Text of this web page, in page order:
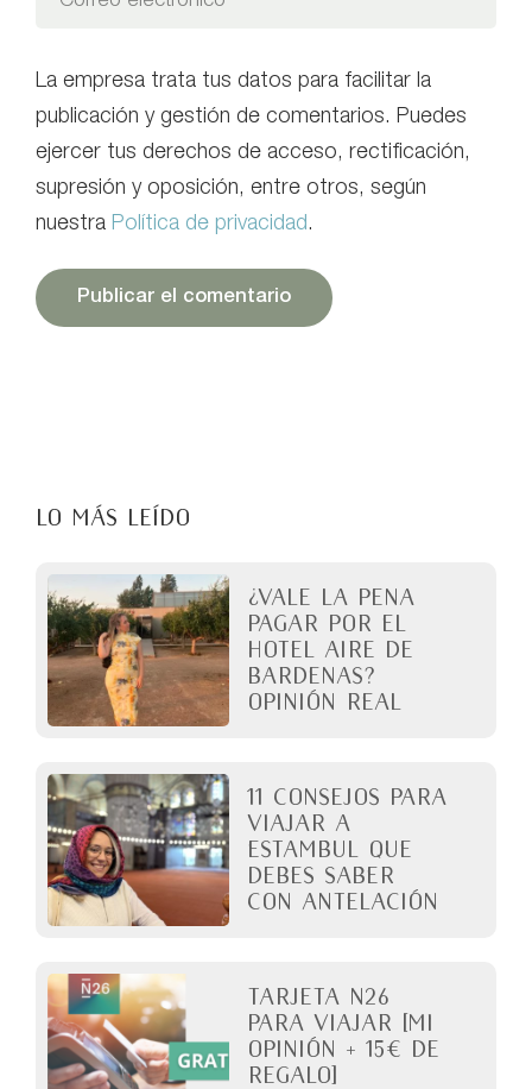
La empresa trata tus datos para facilitar la
publicación y gestión de comentarios. Puedes
ejercer tus derechos de acceso, rectificación,
supresión y oposición, entre otros, según
nuestra Política de privacidad.
LO MÁS LEÍDO
¿Vale la pena
pagar por el
Hotel Aire de
Bardenas?
Opinión real
11 Consejos para
viajar a
Estambul que
debes saber
con antelación
Tarjeta N26
para viajar [Mi
opinión + 15€ de
regalo]